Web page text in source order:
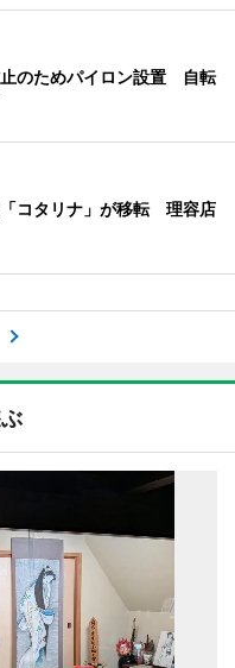
のためパイロン設置 自転
コタリナ」が移転 理容店